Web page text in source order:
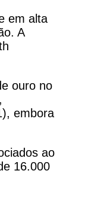
em alta
A
ouro no
embora
ao
16.000